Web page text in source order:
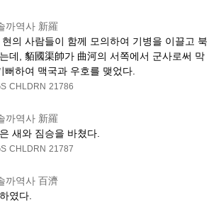
역사 新羅
의 사람들이 함께 모의하여 기병을 이끌고 북
데, 貊國渠帥가 曲河의 서쪽에서 군사로써 막
뻐하여 맥국과 우호를 맺었다.
CHLDRN 21786
역사 新羅
새와 짐승을 바쳤다.
CHLDRN 21787
까역사 百濟
였다.